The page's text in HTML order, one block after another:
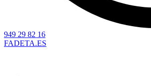
949 29 82 16
FADETA.ES